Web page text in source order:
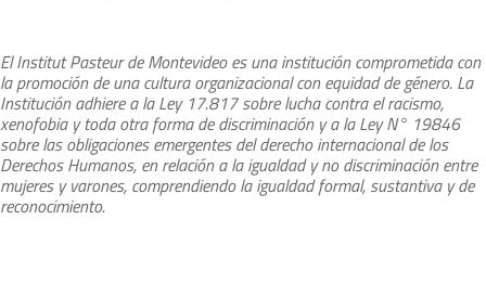
El Institut Pasteur de Montevideo es una institución comprometida con
lapromoción de una cultura organizacional con equidad de género. La
Instituciónadhiere a la Ley 17.817 sobre lucha contra el racismo,
xenofobia y toda otraforma de discriminación y a la Ley N° 19846
sobre las obligaciones emergentesdel derecho internacional de los
Derechos Humanos, en relación a la igualdad yno discriminación entre
mujeres y varones, comprendiendo la igualdad formal, sustantiva y de
reconocimiento.